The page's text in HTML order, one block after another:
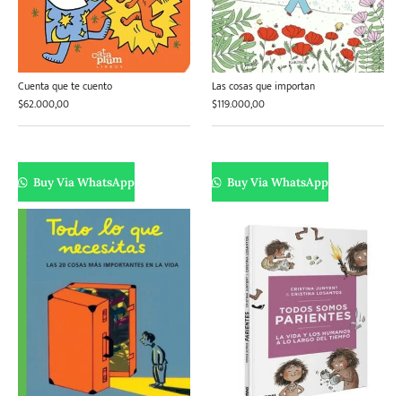
Cuenta que te cuento
$62.000,00
Buy Via WhatsApp
Las cosas que importan
$119.000,00
Buy Via WhatsApp